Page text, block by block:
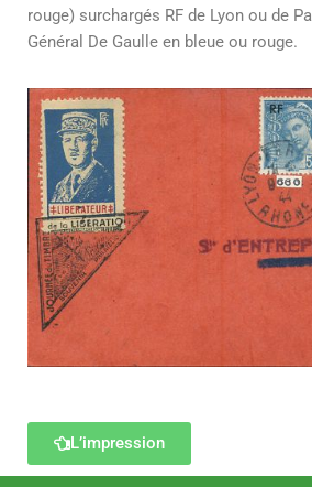
rouge) surchargés RF de Lyon ou de
Général De Gaulle en bleue ou rouge.
L’impression